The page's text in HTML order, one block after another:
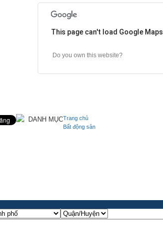
DANH MỤCTrang chủ
Bất động sản
This page can't load Google
Do you own this website?